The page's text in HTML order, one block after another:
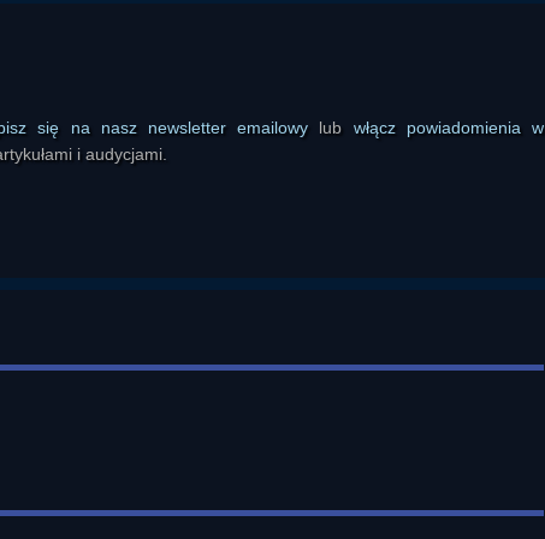
świadomego podejścia.
rozwój świadomości jako proces naturalny i prosty. Porównywał
i wchodzi w następne etapy życia. W ten sam sposób,
ale podkreślał, że nawet jeśli część tych narracji miałaby
się na tym, co może zrobić sam. Uważał, że nie da się skutecznie
możliwego wpływu stylu życia na przebieg chorób. Zgodził się, że
przechodzić zakażenie, choć nie chciał tego przedstawiać jako
się na nasz newsletter emailowy lub włącz powiadomienia w
i audycjami.